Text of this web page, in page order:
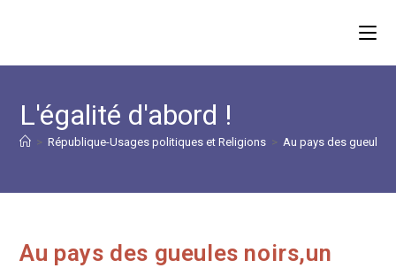
L'égalité d'abord !
> République-Usages politiques et Religions > Au pays des gueules
Au pays des gueules noirs,un